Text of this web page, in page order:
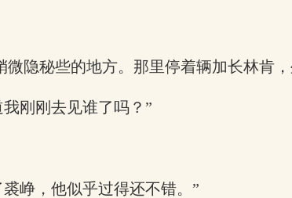
隐秘些的地方。那里停着辆加长林肯
刚刚去见谁了吗？”
峥，他似乎过得还不错。”